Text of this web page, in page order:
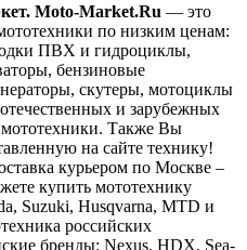
Moto-Market.Ru — это
по низким ценам:
ПВХ и гидроциклы,
бензиновые
скутеры, мотоциклы
и зарубежных
мототехники. Также Вы
на сайте технику!
курьером по Москве –
купить мототехнику
Suzuki, Husqvarna, MTD и
российских
бренды: Nexus, HDX, Sea-